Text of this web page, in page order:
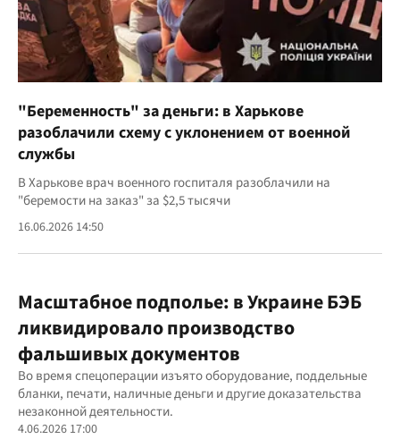
"Беременность" за деньги: в Харькове
разоблачили схему с уклонением от военной
службы
В Харькове врач военного госпиталя разоблачили на
"беремости на заказ" за $2,5 тысячи
16.06.2026 14:50
Масштабное подполье: в Украине БЭБ
ликвидировало производство
фальшивых документов
Во время спецоперации изъято оборудование, поддельные
бланки, печати, наличные деньги и другие доказательства
незаконной деятельности.
4.06.2026 17:00